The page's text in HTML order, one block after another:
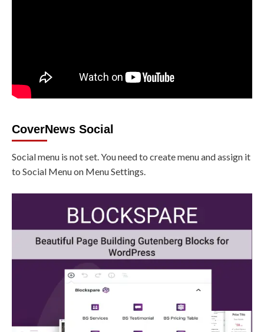
CoverNews Social
Social menu is not set. You need to create menu and assign it
to Social Menu on Menu Settings.